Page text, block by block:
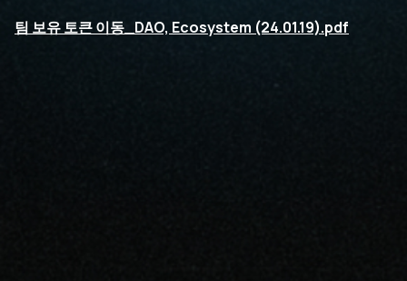
팀 보유 토큰 이동_DAO, Ecosystem (24.01.19).pdf